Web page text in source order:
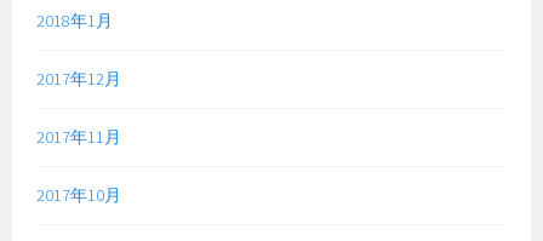
2018年1月
2017年12月
2017年11月
2017年10月